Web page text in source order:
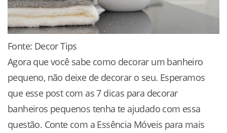
Fonte: Decor Tips
Agora que você sabe como decorar um banheiro
pequeno, não deixe de decorar o seu. Esperamos
que esse post com as 7 dicas para decorar
banheiros pequenos tenha te ajudado com essa
questão. Conte com a Essência Móveis para mais